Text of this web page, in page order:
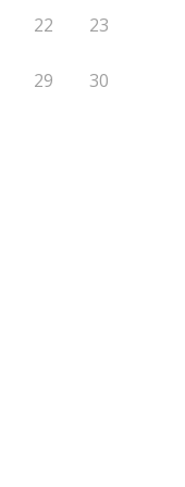
22 23
29 30